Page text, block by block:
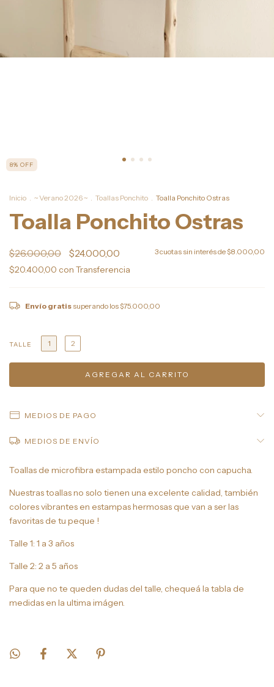
8% OFF
Inicio . ~ Verano 2026 ~ . Toallas Ponchito . Toalla Ponchito Ostras
Toalla Ponchito Ostras
$26.000,00 $24.000,00 3cuotas sin interés de$8.000,00
$20.400,00 con Transferencia
Envío gratis superando los$75.000,00
TALLE 1 2
MEDIOS DE PAGO
MEDIOS DE ENVÍO
Toallas de microfibra estampada estilo poncho con capucha.
Nuestras toallas no solo tienen una excelente calidad, también
colores vibrantes en estampas hermosas que van a ser las
favoritas de tu peque !
Talle 1: 1 a 3 años
Talle 2: 2 a 5 años
Para que no te queden dudas del talle, chequeá la tabla de
medidas en la ultima imágen.